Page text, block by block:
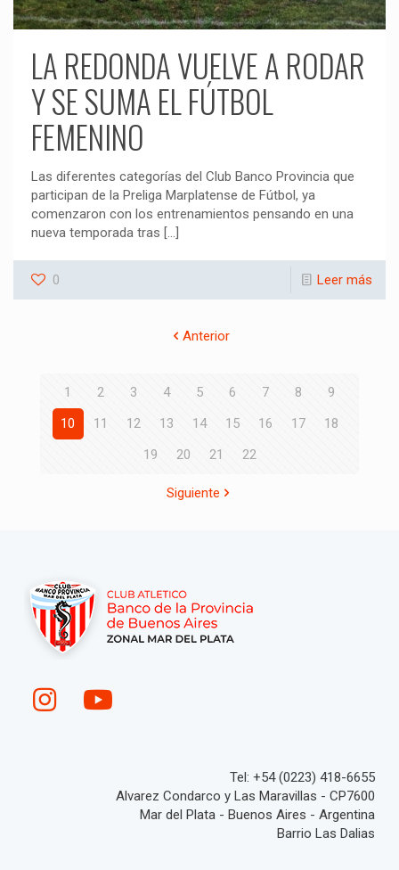
LA REDONDA VUELVE A RODAR
Y SE SUMA EL FÚTBOL
FEMENINO
Las diferentes categorías del Club Banco Provincia que
participan de la Preliga Marplatense de Fútbol, ya
comenzaron con los entrenamientos pensando en una
nueva temporada tras […]
0 Leer más
Anterior
1 2 3 4 5 6 7 8
9
10
11 12 13 14 15 16 17
18
19
20 21 22
Siguiente
Tel: +54 (0223) 418-6655
Alvarez Condarco y Las Maravillas - CP7600
Mar del Plata - Buenos Aires - Argentina
Barrio Las Dalias